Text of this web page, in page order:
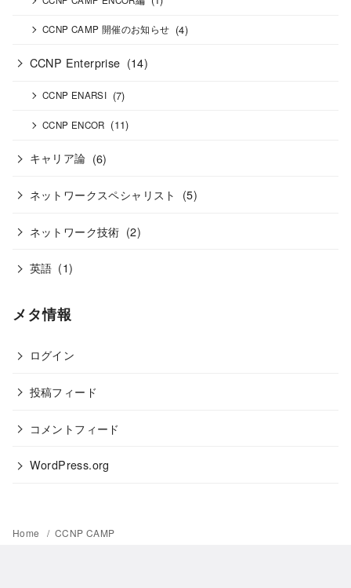
CCNP CAMP 開催のお知らせ (4)
CCNP Enterprise (14)
CCNP ENARSI (7)
CCNP ENCOR (11)
キャリア論 (6)
ネットワークスペシャリスト (5)
ネットワーク技術 (2)
英語 (1)
メタ情報
ログイン
投稿フィード
コメントフィード
WordPress.org
Home CCNP CAMP